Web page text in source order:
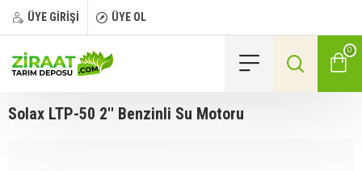
ÜYE GİRİŞİ ÜYE OL
0
Solax LTP-50 2'' Benzinli Su Motoru